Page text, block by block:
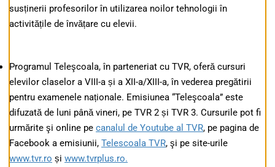
susținerii profesorilor în utilizarea noilor tehnologii în
activitățile de învățare cu elevii.
Programul Teleşcoala, în parteneriat cu TVR, oferă cursuri
elevilor claselor a VIII-a și a XII-a/XIII-a, în vederea pregătirii
pentru examenele naționale. Emisiunea “Teleşcoala” este
difuzată de luni până vineri, pe TVR 2 și TVR 3. Cursurile pot fi
urmărite şi online pe canalul de Youtube al TVR, pe pagina de
Facebook a emisiunii, Telescoala TVR, şi pe site-urile
www.tvr.ro și www.tvrplus.ro.